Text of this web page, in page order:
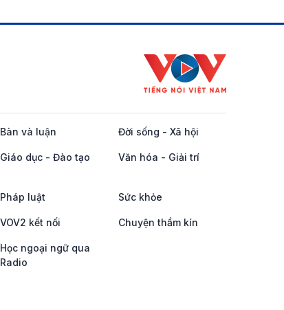
Bàn và luận Đời sống - Xã hội
Giáo dục - Đào tạo Văn hóa - Giải trí
Pháp luật Sức khỏe
VOV2 kết nối Chuyện thầm kín
Học ngoại ngữ qua
Radio